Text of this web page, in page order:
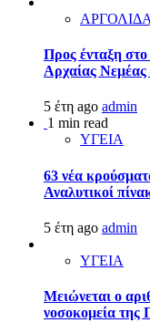
ΑΡΓΟΛΙΔΑ
Προς ένταξη
Αρχαίας
5 έτη ago admin
1 min read
ΥΓΕΙΑ
63 νέα
Αναλυτικοί
5 έτη ago admin
ΥΓΕΙΑ
Μειώνεται ο
νοσοκομεία της